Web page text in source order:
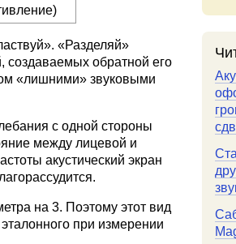
«Разделяй»
создаваемых обратной его
«лишними» звуковыми
с одной стороны
между лицевой и
акустический экран
на 3. Поэтому этот вид
при измерении